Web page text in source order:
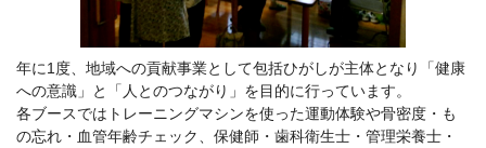
年に1度、地域への貢献事業として包括ひがしが主体となり「健康
への意識」と「人とのつながり」を目的に行っています。
各ブースではトレーニングマシンを使った運動体験や骨密度・も
の忘れ・血管年齢チェック、保健師・歯科衛生士・管理栄養士・